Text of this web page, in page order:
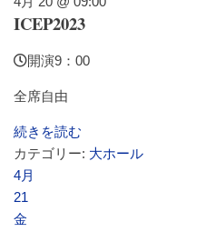
ICEP2023
開演9：00
全席自由
続きを読む
カテゴリー: 大ホール
4月
21
金